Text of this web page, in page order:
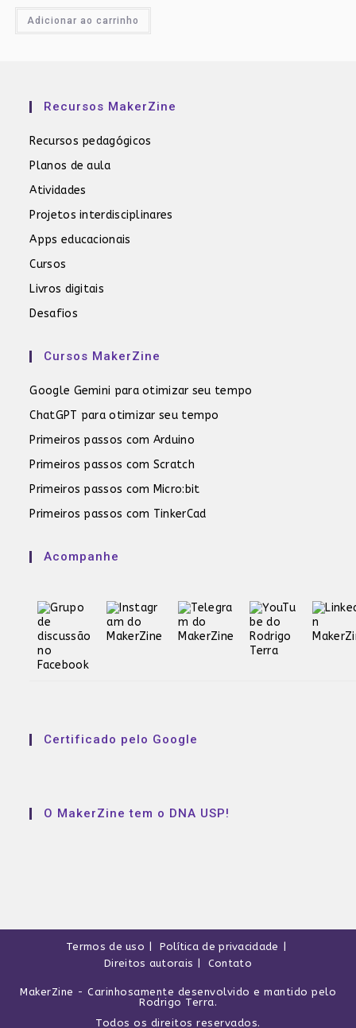
Adicionar ao carrinho
Recursos MakerZine
Recursos pedagógicos
Planos de aula
Atividades
Projetos interdisciplinares
Apps educacionais
Cursos
Livros digitais
Desafios
Cursos MakerZine
Google Gemini para otimizar seu tempo
ChatGPT para otimizar seu tempo
Primeiros passos com Arduino
Primeiros passos com Scratch
Primeiros passos com Micro:bit
Primeiros passos com TinkerCad
Acompanhe
Certificado pelo Google
O MakerZine tem o DNA USP!
Termos de uso
Política de privacidade
Direitos autorais
Contato
MakerZine - Carinhosamente desenvolvido e mantido pelo
Rodrigo Terra.
Todos os direitos reservados.